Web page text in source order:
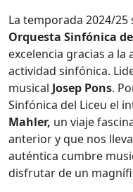
La temporada 2024/
Orquesta Sinfónica
excelencia gracias a
actividad sinfónica.
musical Josep Pons.
Sinfónica del Liceu el
Mahler, un viaje
anterior y que nos
auténtica cumbre
disfrutar de un